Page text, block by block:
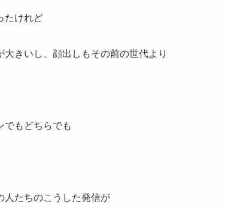
たけれど
きいし、顔出しもその前の世代より
でもどちらでも
人たちのこうした発信が